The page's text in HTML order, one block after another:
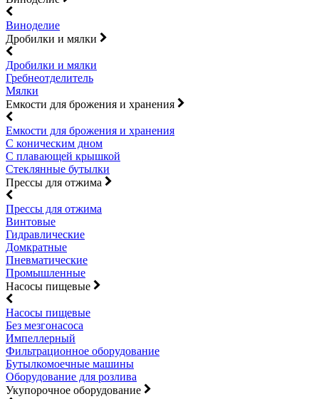
Виноделие
Дробилки и мялки
Дробилки и мялки
Гребнеотделитель
Мялки
Емкости для брожения и хранения
Емкости для брожения и хранения
С коническим дном
С плавающей крышкой
Стеклянные бутылки
Прессы для отжима
Прессы для отжима
Винтовые
Гидравлические
Домкратные
Пневматические
Промышленные
Насосы пищевые
Насосы пищевые
Без мезгонасоса
Импеллерный
Фильтрационное оборудование
Бутылкомоечные машины
Оборудование для розлива
Укупорочное оборудование